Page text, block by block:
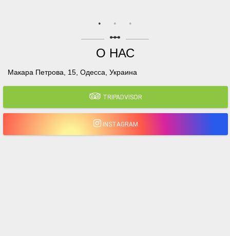
linear_scale
О НАС
Макара Петрова, 15, Одесса, Украина
TRIPADVISOR
INSTAGRAM